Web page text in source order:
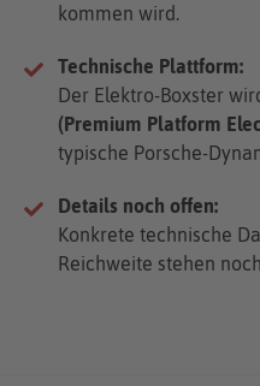
kommen wird.
Technische Plattform:
Der Elektro-Boxster
(Premium Platform
typische Porsche-
Details noch offen:
Konkrete technische
Reichweite stehen